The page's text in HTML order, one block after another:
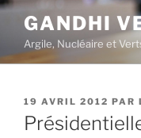
Aller
contenu
principal
GANDHI
Argile, Nucléaire et
PUBLIÉ
LE
19 AVRIL 2012 PAR